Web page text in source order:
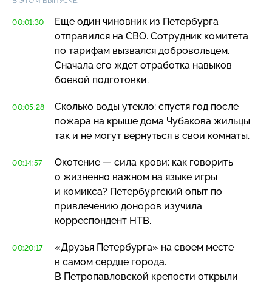
00:01:30
Еще один чиновник из Петербурга
отправился на СВО. Сотрудник комитета
по тарифам вызвался добровольцем.
Сначала его ждет отработка навыков
боевой подготовки.
00:05:28
Сколько воды утекло: спустя год после
пожара на крыше дома Чубакова жильцы
так и не могут вернуться в свои комнаты.
00:14:57
Окотение — сила крови: как говорить
о жизненно важном на языке игры
и комикса? Петербургский опыт по
привлечению доноров изучила
корреспондент НТВ.
00:20:17
«Друзья Петербурга» на своем месте
в самом сердце города.
В Петропавловской крепости открыли